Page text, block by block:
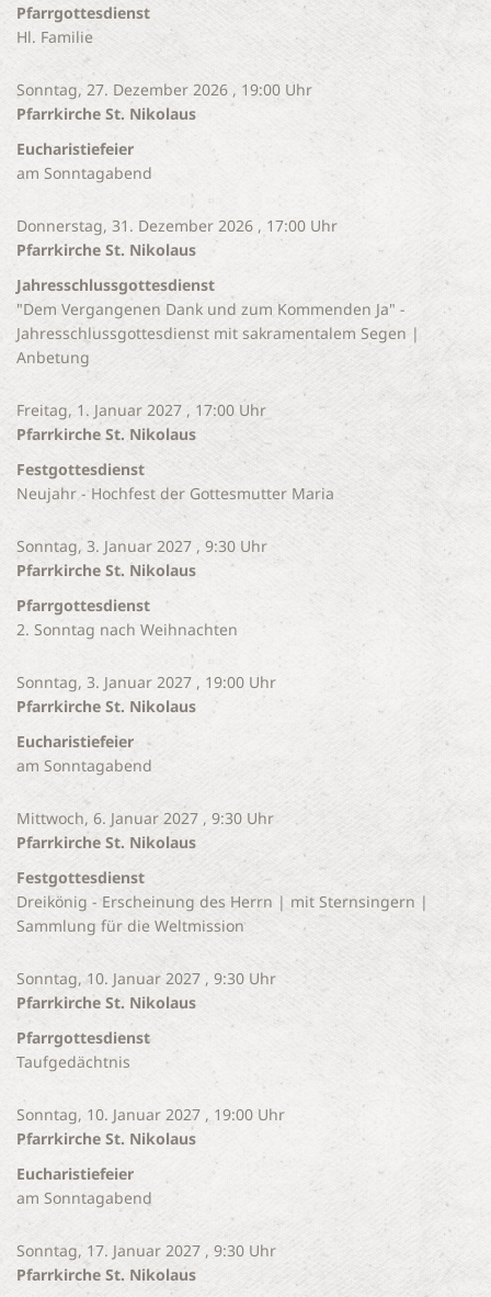
Pfarrgottesdienst
Hl. Familie
Sonntag, 27. Dezember 2026 , 19:00 Uhr
Pfarrkirche St. Nikolaus
Eucharistiefeier
am Sonntagabend
Donnerstag, 31. Dezember 2026 , 17:00 Uhr
Pfarrkirche St. Nikolaus
Jahresschlussgottesdienst
"Dem Vergangenen Dank und zum Kommenden Ja" -
Jahresschlussgottesdienst mit sakramentalem Segen |
Anbetung
Freitag, 1. Januar 2027 , 17:00 Uhr
Pfarrkirche St. Nikolaus
Festgottesdienst
Neujahr - Hochfest der Gottesmutter Maria
Sonntag, 3. Januar 2027 , 9:30 Uhr
Pfarrkirche St. Nikolaus
Pfarrgottesdienst
2. Sonntag nach Weihnachten
Sonntag, 3. Januar 2027 , 19:00 Uhr
Pfarrkirche St. Nikolaus
Eucharistiefeier
am Sonntagabend
Mittwoch, 6. Januar 2027 , 9:30 Uhr
Pfarrkirche St. Nikolaus
Festgottesdienst
Dreikönig - Erscheinung des Herrn | mit Sternsingern |
Sammlung für die Weltmission
Sonntag, 10. Januar 2027 , 9:30 Uhr
Pfarrkirche St. Nikolaus
Pfarrgottesdienst
Taufgedächtnis
Sonntag, 10. Januar 2027 , 19:00 Uhr
Pfarrkirche St. Nikolaus
Eucharistiefeier
am Sonntagabend
Sonntag, 17. Januar 2027 , 9:30 Uhr
Pfarrkirche St. Nikolaus